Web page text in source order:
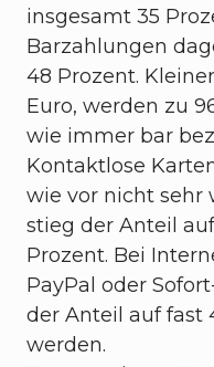
insgesamt 35
Barzahlungen
48 Prozent.
Euro, werden zu
wie immer bar
Kontaktlose
wie vor nicht sehr
stieg der Anteil
Prozent. Bei
PayPal oder
der Anteil auf fast
werden.